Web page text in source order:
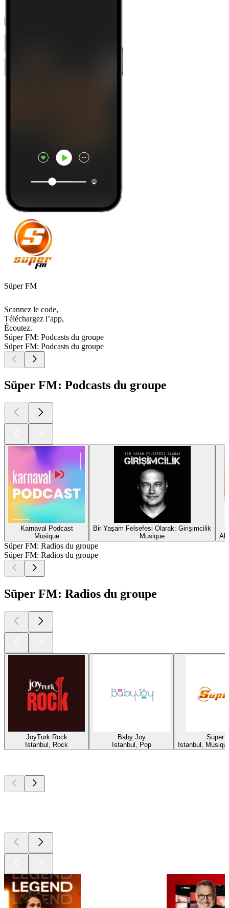
Süper FM
Scannez le code,
Téléchargez l’app,
Écoutez.
Süper FM: Podcasts du groupe
Süper FM: Podcasts du groupe
Süper FM: Podcasts du groupe
Karnaval Podcast
Musique
Bir Yaşam Felsefesi Olarak: Girişimcilik
Musique
Süper FM: Radios du groupe
Süper FM: Radios du groupe
Süper FM: Radios du groupe
JoyTurk Rock
Istanbul, Rock
Baby Joy
Istanbul, Pop
Süper
Istanbul,